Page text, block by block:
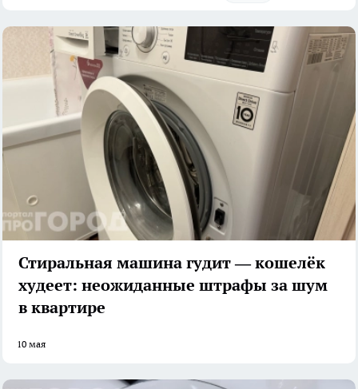
Стиральная машина гудит — кошелёк
худеет: неожиданные штрафы за шум
в квартире
10 мая